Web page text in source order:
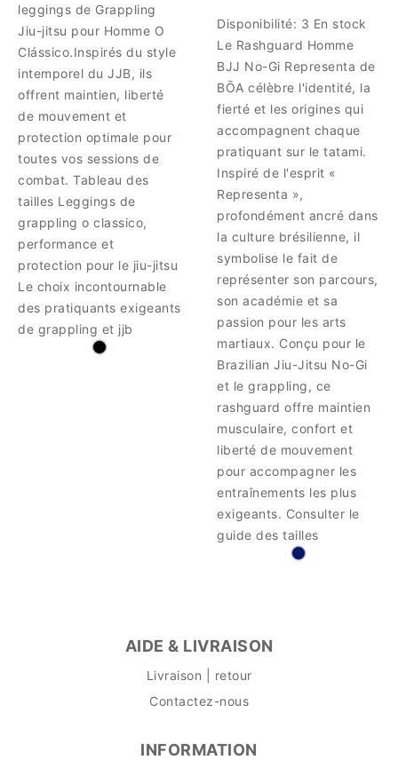
leggings de Grappling
Jiu-jitsu pour Homme O
Clássico.Inspirés du style
intemporel du JJB, ils
offrent maintien, liberté
de mouvement et
protection optimale pour
toutes vos sessions de
combat. Tableau des
tailles Leggings de
grappling o classico,
performance et
protection pour le jiu-jitsu
Le choix incontournable
des pratiquants exigeants
de grappling et jjb
Disponibilité: 3 En stock
Le Rashguard Homme
BJJ No-Gi Representa de
BŌA célèbre l'identité, la
fierté et les origines qui
accompagnent chaque
pratiquant sur le tatami.
Inspiré de l'esprit «
Representa »,
profondément ancré dans
la culture brésilienne, il
symbolise le fait de
représenter son parcours,
son académie et sa
passion pour les arts
martiaux. Conçu pour le
Brazilian Jiu-Jitsu No-Gi
et le grappling, ce
rashguard offre maintien
musculaire, confort et
liberté de mouvement
pour accompagner les
entraînements les plus
exigeants. Consulter le
guide des tailles
AIDE & LIVRAISON
Livraison | retour
Contactez-nous
INFORMATION